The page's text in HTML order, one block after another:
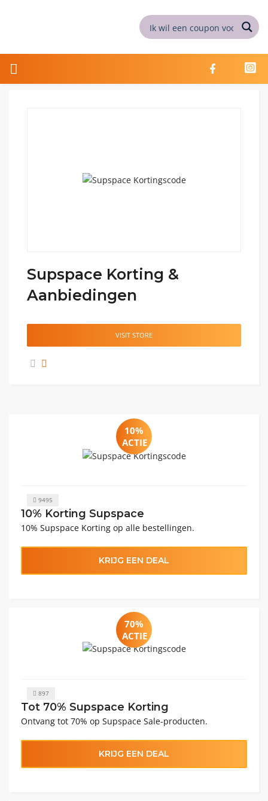
Supspace Korting &
Aanbiedingen
VISIT STORE
10%
ACTIE
9495
10% Korting Supspace
10% Supspace Korting op alle bestellingen.
KRIJG EEN DEAL
70%
ACTIE
897
Tot 70% Supspace Korting
Ontvang tot 70% op Supspace Sale-producten.
KRIJG EEN DEAL